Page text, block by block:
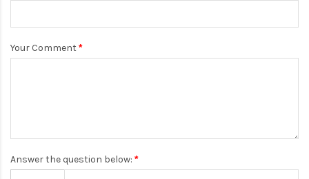
Your Comment
Answer the question below: